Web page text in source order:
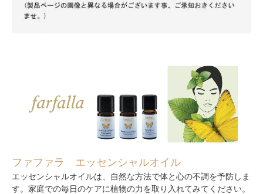
ファファラ エッセンシャルオイル
エッセンシャルオイルは、自然な方法で体と心の不調を予防しま
す。家庭での毎日のケアに植物の力を取り入れてみてください。